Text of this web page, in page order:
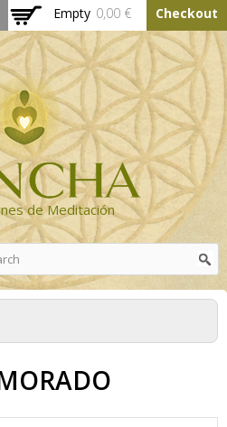
Empty 0,00 € Checkout
de Meditación